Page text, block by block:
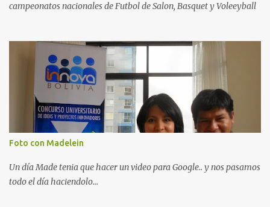
campeonatos nacionales de Futbol de Salon, Basquet y Voleeyball
Foto con Madelein
Un día Made tenia que hacer un video para Google.. y nos pasamos
todo el día haciendolo...